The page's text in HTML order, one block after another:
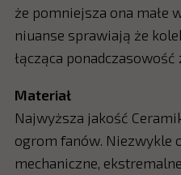
że pomniejsza ona małe
niuanse sprawiają że
łącząca ponadczasowość
Materiał
Najwyższa jakość
ogrom fanów. Niezwykle
mechaniczne,